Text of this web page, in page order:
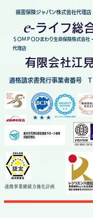
損害保険ジャパン株式会社代理店
e-ライフ総
ＳＯＭＰＯひまわり生命保険株式会社
代理店
有限会社江
適格請求書発行事業者番号
連携事業継続力強化計画